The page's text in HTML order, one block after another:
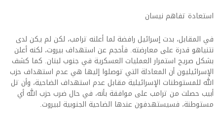
استعادة تفاهم نيسان
في المقابل، بدت إسرائيل رافضة لما أعلنه ترامب، لكن لم يكن لدى
نتنياهو قدرة على معارضته. فأحجم عن استهداف بيروت، لكنه أعلن
بشكل صريح استمرار العمليات العسكرية في جنوب لبنان. كما كشف
الإسرائيليون أن المعادلة التي توصلوا إليها هي عدم استهداف حزب
الله للمستوطنات الإسرائيلية مقابل عدم استهداف الضاحية، وأن تل
أبيب حصلت من ترامب على موافقة بأنه، في حال ضرب حزب الله أي
مستوطنة، فسيستهدفون عندها الضاحية الجنوبية لبيروت.